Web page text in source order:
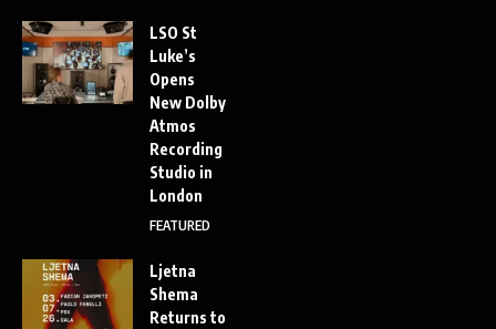
LSO St
Luke’s
Opens
New Dolby
Atmos
Recording
Studio in
London
FEATURED
Ljetna
Shema
Returns to